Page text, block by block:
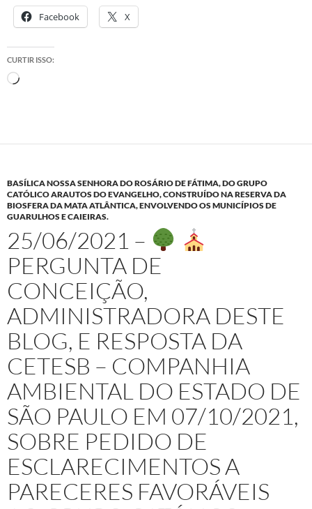
Facebook X
CURTIR ISSO:
Carregando...
BASÍLICA NOSSA SENHORA DO ROSÁRIO DE FÁTIMA, DO GRUPO
CATÓLICO ARAUTOS DO EVANGELHO, CONSTRUÍDO NA RESERVA DA
BIOSFERA DA MATA ATLÂNTICA, ENVOLVENDO OS MUNICÍPIOS DE
GUARULHOS E CAIEIRAS.
25/06/2021 –
PERGUNTA DE
CONCEIÇÃO,
ADMINISTRADORA DESTE
BLOG, E RESPOSTA DA
CETESB – COMPANHIA
AMBIENTAL DO ESTADO DE
SÃO PAULO EM 07/10/2021,
SOBRE PEDIDO DE
ESCLARECIMENTOS A
PARECERES FAVORÁVEIS